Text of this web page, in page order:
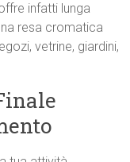
infatti lunga
resa cromatica
vetrine, giardini,